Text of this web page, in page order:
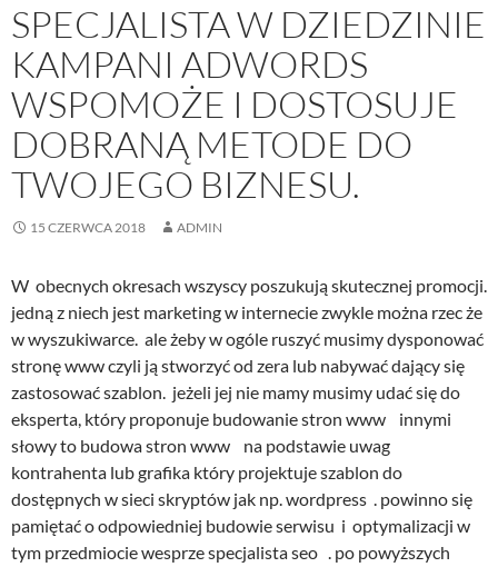
SPECJALISTA W DZIEDZINIE
KAMPANI ADWORDS
WSPOMOŻE I DOSTOSUJE
DOBRANĄ METODE DO
TWOJEGO BIZNESU.
15 CZERWCA 2018 ADMIN
W obecnych okresach wszyscy poszukują skutecznej promocji.
jedną z niech jest marketing w internecie zwykle można rzec że
w wyszukiwarce. ale żeby w ogóle ruszyć musimy dysponować
stronę www czyli ją stworzyć od zera lub nabywać dający się
zastosować szablon. jeżeli jej nie mamy musimy udać się do
eksperta, który proponuje budowanie stron www innymi
słowy to budowa stron www na podstawie uwag
kontrahenta lub grafika który projektuje szablon do
dostępnych w sieci skryptów jak np. wordpress . powinno się
pamiętać o odpowiedniej budowie serwisu i optymalizacji w
tym przedmiocie wesprze specjalista seo . po powyższych